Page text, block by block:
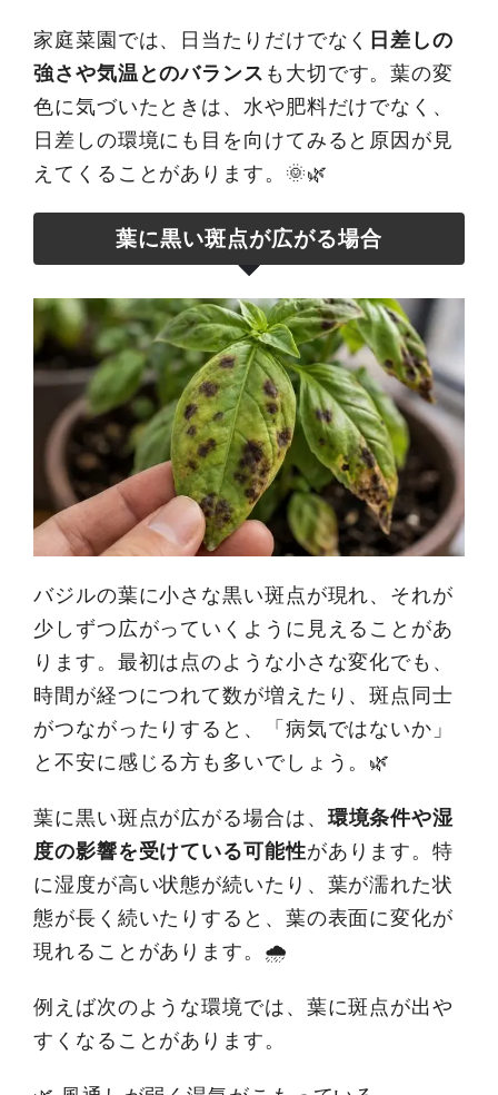
家庭菜園では、日当たりだけでなく 日差しの
強さや気温とのバランス も大切です。葉の変
色に気づいたときは、水や肥料だけでなく、
日差しの環境にも目を向けてみると原因が見
えてくることがあります。🌞🌿
葉に黒い斑点が広がる場合
バジルの葉に小さな黒い斑点が現れ、それが
少しずつ広がっていくように見えることがあ
ります。最初は点のような小さな変化でも、
時間が経つにつれて数が増えたり、斑点同士
がつながったりすると、「病気ではないか」
と不安に感じる方も多いでしょう。🌿
葉に黒い斑点が広がる場合は、 環境条件や湿
度の影響を受けている可能性があります。特
に湿度が高い状態が続いたり、葉が濡れた状
態が長く続いたりすると、葉の表面に変化が
現れることがあります。🌧️
例えば次のような環境では、葉に斑点が出や
すくなることがあります。